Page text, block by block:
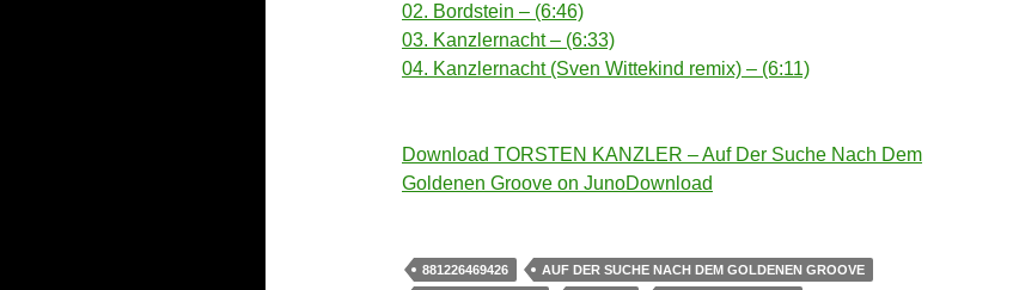
02. Bordstein – (6:46)
03. Kanzlernacht – (6:33)
04. Kanzlernacht (Sven Wittekind remix) – (6:11)
Download TORSTEN KANZLER – Auf Der Suche Nach Dem
Goldenen Groove on JunoDownload
881226469426
AUF DER SUCHE NACH DEM GOLDENEN GROOVE